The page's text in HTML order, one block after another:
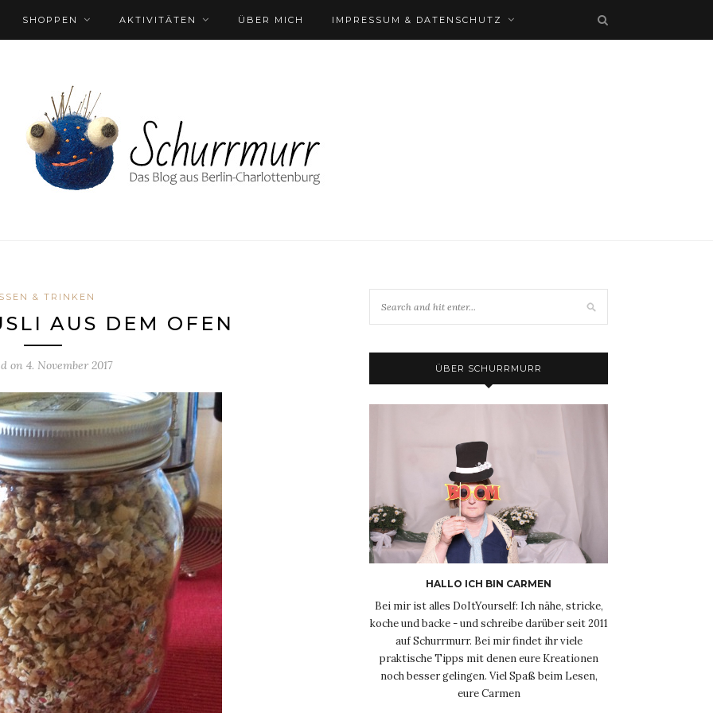
SHOPPEN AKTIVITÄTEN ÜBER MICH IMPRESSUM & DATENSCHUTZ
& TRINKEN
AUS DEM OFEN
on 4. November 2017 ÜBER SCHURRMURR
HALLO ICH BIN CARMEN
Bei mir ist alles DoItYourself: Ich nähe, stricke,
koche und backe - und schreibe darüber seit 2011
auf Schurrmurr. Bei mir findet ihr viele
praktische Tipps mit denen eure Kreationen
noch besser gelingen. Viel Spaß beim Lesen,
eure Carmen